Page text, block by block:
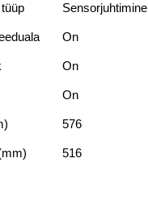
Sensorjuhtimine
On
On
On
576
516